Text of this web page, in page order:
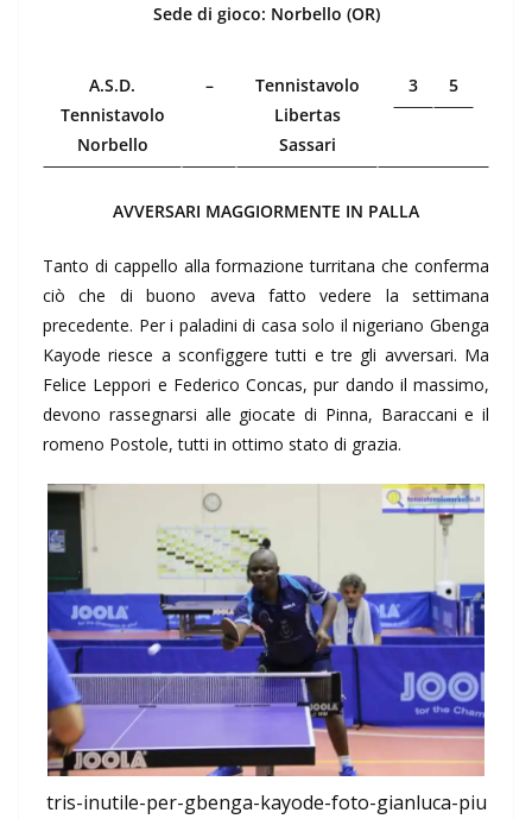
Sede di gioco: Norbello (OR)
A.S.D.
Tennistavolo
Norbello
–
Tennistavolo
Libertas
Sassari
3 5
AVVERSARI MAGGIORMENTE IN PALLA
Tanto di cappello alla formazione turritana che conferma
ciò che di buono aveva fatto vedere la settimana
precedente. Per i paladini di casa solo il nigeriano Gbenga
Kayode riesce a sconfiggere tutti e tre gli avversari. Ma
Felice Leppori e Federico Concas, pur dando il massimo,
devono rassegnarsi alle giocate di Pinna, Baraccani e il
romeno Postole, tutti in ottimo stato di grazia.
tris-inutile-per-gbenga-kayode-foto-gianluca-piu